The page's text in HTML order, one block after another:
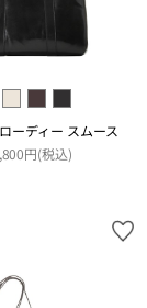
ーディー スムース
円(税込)